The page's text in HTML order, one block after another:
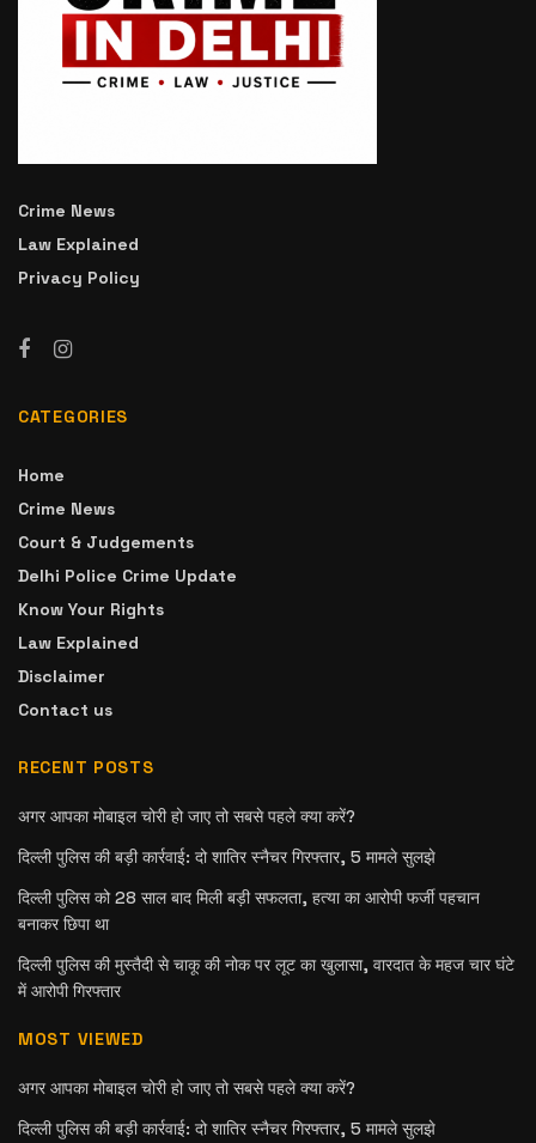
Crime News
Law Explained
Privacy Policy
CATEGORIES
Home
Crime News
Court & Judgements
Delhi Police Crime Update
Know Your Rights
Law Explained
Disclaimer
Contact us
RECENT POSTS
अगर आपका मोबाइल चोरी हो जाए तो सबसे पहले क्या करें?
दिल्ली पुलिस की बड़ी कार्रवाई: दो शातिर स्नैचर गिरफ्तार, 5 मामले सुलझे
दिल्ली पुलिस को 28 साल बाद मिली बड़ी सफलता, हत्या का आरोपी फर्जी पहचान
बनाकर छिपा था
दिल्ली पुलिस की मुस्तैदी से चाकू की नोक पर लूट का खुलासा, वारदात के महज चार घंटे
में आरोपी गिरफ्तार
MOST VIEWED
अगर आपका मोबाइल चोरी हो जाए तो सबसे पहले क्या करें?
दिल्ली पुलिस की बड़ी कार्रवाई: दो शातिर स्नैचर गिरफ्तार, 5 मामले सुलझे